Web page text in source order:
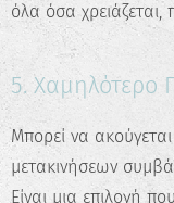
όλα όσα
5. Χαμηλότερο
Μπορεί να
μετακινήσεων
Είναι μια επιλογή